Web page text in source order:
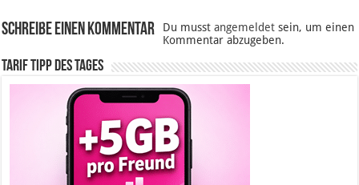
Schreibe einen Kommentar Du musstangemeldet sein, um einen
Kommentar abzugeben.
Tarif Tipp des Tages